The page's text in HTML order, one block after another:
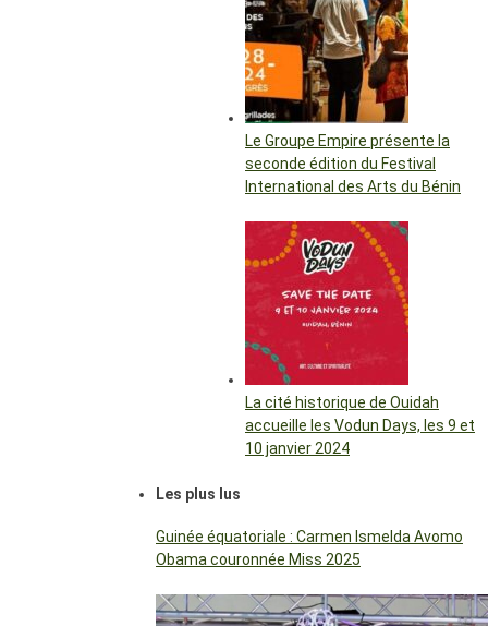
Le Groupe Empire présente la
seconde édition du Festival
International des Arts du Bénin
La cité historique de Ouidah
accueille les Vodun Days, les 9 et
10 janvier 2024
Les plus lus
Guinée équatoriale : Carmen Ismelda Avomo
Obama couronnée Miss 2025